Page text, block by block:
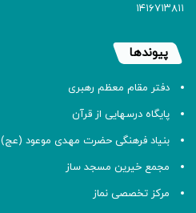
۱۴۱۶۷۱۳۸۱۱
پیوندها
دفتر مقام معظم رهبری
پایگاه درسهایی از قرآن
بنیاد فرهنگی حضرت مهدی موعود (عج)
مجمع خیرین مسجد ساز
مرکز تخصصی نماز